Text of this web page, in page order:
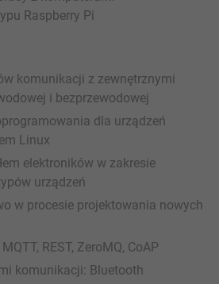
Raspberry Pi
komunikacji z zewnętrznymi
i bezprzewodowej
dla urządzeń
Linux
elektroników w zakresie
urządzeń
w procesie projektowania nowych
REST, ZeroMQ, CoAP
komunikacji: Bluetooth